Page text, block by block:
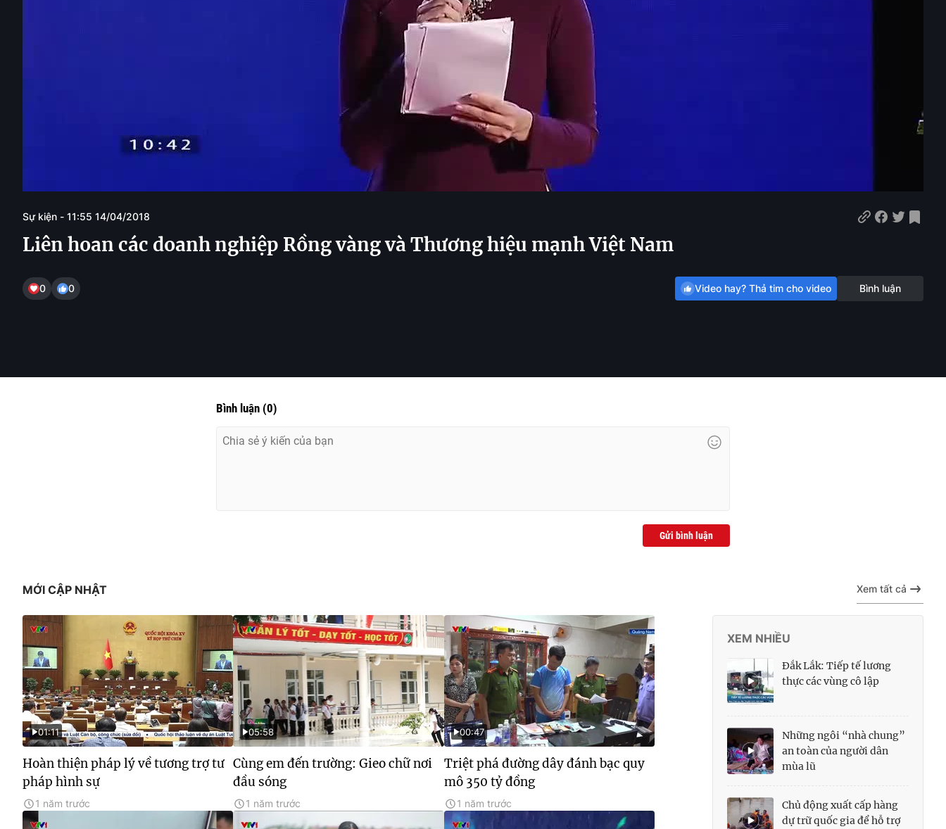
Sự kiện - 11:55 14/04/2018
Liên hoan các doanh nghiệp Rồng vàng và Thương hiệu mạnh Việt Nam
0 0 Video hay? Thả tim cho video Bình luận
Bình luận (0)
Gửi bình luận
MỚI CẬP NHẬT Xem tất cả
01:11
Hoàn thiện pháp lý về tương trợ tư
pháp hình sự
1 năm trước
05:58
Cùng em đến trường: Gieo chữ nơi
đầu sóng
1 năm trước
00:47
Triệt phá đường dây đánh bạc quy
mô 350 tỷ đồng
1 năm trước
XEM NHIỀU
Đắk Lắk: Tiếp tế lương
thực các vùng cô lập
Những ngôi “nhà chung”
an toàn của người dân
mùa lũ
Chủ động xuất cấp hàng
dự trữ quốc gia để hỗ trợ